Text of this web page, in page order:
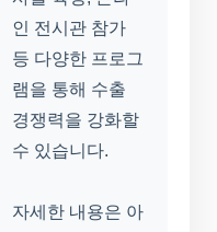
인 전시관 참가
등 다양한 프로그
램을 통해 수출
경쟁력을 강화할
수 있습니다.
자세한 내용은 아